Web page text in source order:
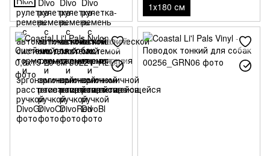
1х180 см